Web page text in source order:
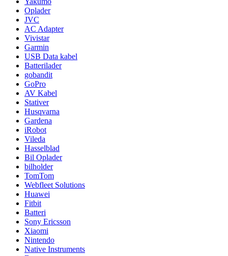
Oplader
JVC
AC Adapter
Vivistar
Garmin
USB Data kabel
Batterilader
gobandit
GoPro
AV Kabel
Stativer
Husqvarna
Gardena
iRobot
Vileda
Hasselblad
Bil Oplader
bilholder
TomTom
Webfleet Solutions
Huawei
Fitbit
Batteri
Sony Ericsson
Xiaomi
Nintendo
Native Instruments